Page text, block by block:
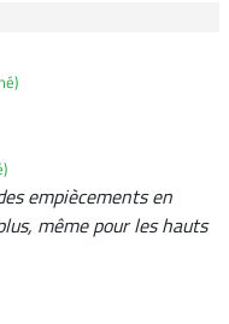
empiècements en
même pour les hauts